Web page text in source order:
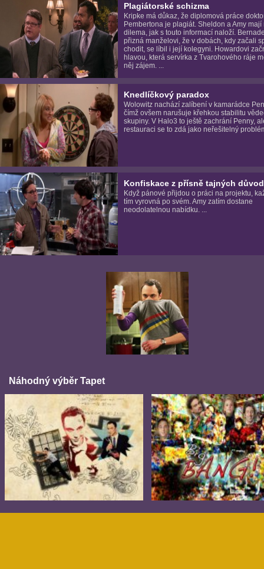
Plagiátorské schizma
Kripke má důkaz, že diplomová práce
Pembertona je plagiát. Sheldon a Amy mají
dilema, jak s touto informací naloží.
přizná manželovi, že v dobách, kdy začali
chodit, se líbil i její kolegyni. Howardovi
hlavou, která servírka z Tvarohového ráje
něj zájem. ...
Knedlíčkový paradox
Wolowitz nachází zalíbení v kamarádce
čímž ovšem narušuje křehkou stabilitu
skupiny. V Halo3 to ještě zachrání Penny,
restauraci se to zdá jako neřešitelný
Konfiskace z přísně tajných
Když pánové přijdou o práci na projektu,
tím vyrovná po svém. Amy zatím dostane
neodolatelnou nabídku. ...
Náhodný výběr Tapet